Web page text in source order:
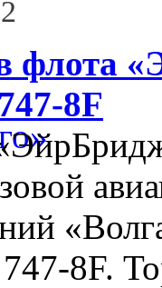
флота
8F
8F.